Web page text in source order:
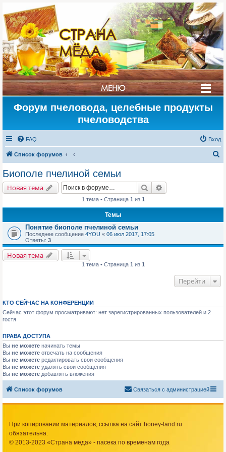
СТРАНА
МЁДА
МЕНЮ
Форум пчеловода, целебные продукты
пчеловодства
FAQ Вход
Список форумов
Биополе пчелиной семьи
Новая тема Поиск
1 тема • Страница 1 из 1
Темы
Понятие биополе пчелиной семьи
Последнее сообщение 4YOU « 06 июл 2017, 17:05
Ответы: 3
Новая тема
1 тема • Страница 1 из 1
Перейти
КТО СЕЙЧАС НА КОНФЕРЕНЦИИ
Сейчас этот форум просматривают: нет зарегистрированных пользователей и 2
гостя
ПРАВА ДОСТУПА
Вы не можете начинать темы
Вы не можете отвечать на сообщения
Вы не можете редактировать свои сообщения
Вы не можете удалять свои сообщения
Вы не можете добавлять вложения
Список форумов Связаться с администрацией
При копировании материалов, ссылка на сайт honey-land.ru
обязательна.
© 2013-2023 «Страна мёда» - пасека по временам года